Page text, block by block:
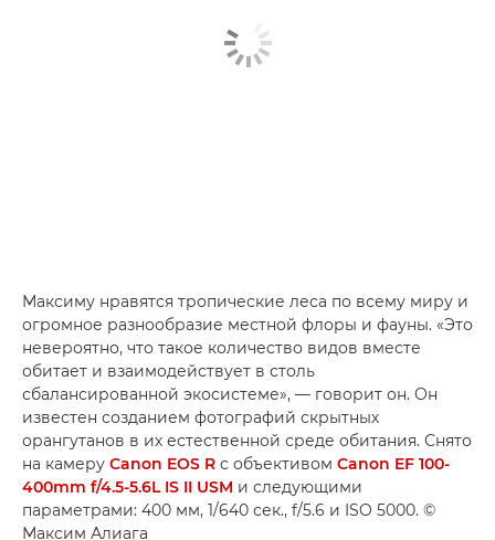
Максиму нравятся тропические леса по всему миру и
огромное разнообразие местной флоры и фауны. «Это
невероятно, что такое количество видов вместе
обитает и взаимодействует в столь
сбалансированной экосистеме», — говорит он. Он
известен созданием фотографий скрытных
орангутанов в их естественной среде обитания. Снято
на камеру Canon EOS R с объективом Canon EF 100-
400mm f/4.5-5.6L IS II USM и следующими
параметрами: 400 мм, 1/640 сек., f/5.6 и ISO 5000. ©
Максим Алиага